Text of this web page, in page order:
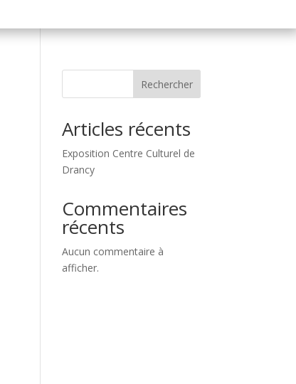
Rechercher
Articles récents
Exposition Centre Culturel de
Drancy
Commentaires
récents
Aucun commentaire à
afficher.